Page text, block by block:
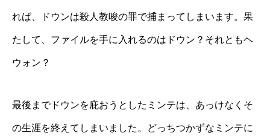
れば、ドウンは殺人教唆の罪で捕まってしまいます。果
たして、ファイルを手に入れるのはドウン？それともヘ
ウォン？
最後までドウンを庇おうとしたミンテは、あっけなくそ
の生涯を終えてしまいました。どっちつかずなミンテに